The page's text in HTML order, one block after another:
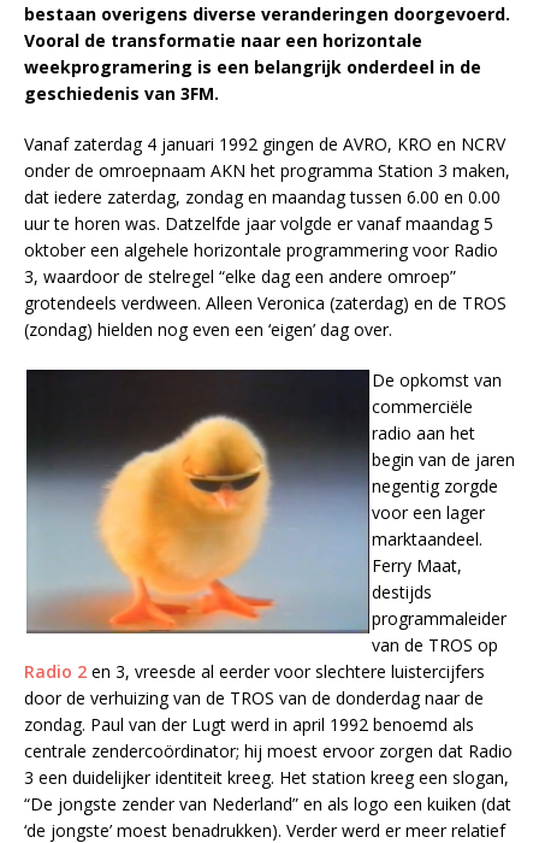
bestaan overigens diverse veranderingen doorgevoerd.
Vooral de transformatie naar een horizontale
weekprogramering is een belangrijk onderdeel in de
geschiedenis van 3FM.
Vanaf zaterdag 4 januari 1992 gingen de AVRO, KRO en NCRV
onder de omroepnaam AKN het programma Station 3 maken,
dat iedere zaterdag, zondag en maandag tussen 6.00 en 0.00
uur te horen was. Datzelfde jaar volgde er vanaf maandag 5
oktober een algehele horizontale programmering voor Radio
3, waardoor de stelregel “elke dag een andere omroep”
grotendeels verdween. Alleen Veronica (zaterdag) en de TROS
(zondag) hielden nog even een ‘eigen’ dag over.
De opkomst van
commerciële
radio aan het
begin van de jaren
negentig zorgde
voor een lager
marktaandeel.
Ferry Maat,
destijds
programmaleider
van de TROS op
Radio 2 en 3, vreesde al eerder voor slechtere luistercijfers
door de verhuizing van de TROS van de donderdag naar de
zondag. Paul van der Lugt werd in april 1992 benoemd als
centrale zendercoördinator; hij moest ervoor zorgen dat Radio
3 een duidelijker identiteit kreeg. Het station kreeg een slogan,
“De jongste zender van Nederland” en als logo een kuiken (dat
‘de jongste’ moest benadrukken). Verder werd er meer relatief